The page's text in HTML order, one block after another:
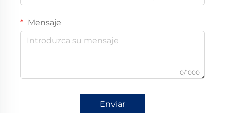
Mensaje
0/1000
Enviar